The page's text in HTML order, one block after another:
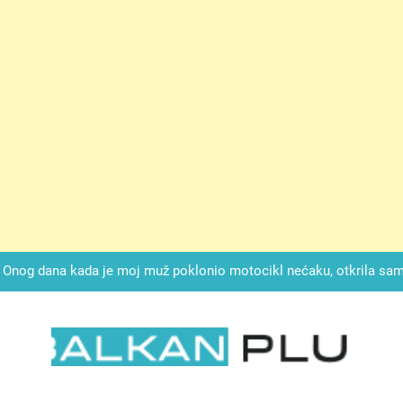
Onog dana kada je moj muž poklonio motocikl nećaku, otkrila
SAM ČAŠU: BIO JE SIN ŽENE ZA KOJU SU
mi je svekrva čupala infuziju i šaptala da umrem kako bi se
nije znala da je ispod zavoja ostao gumb koji je snimao svaku